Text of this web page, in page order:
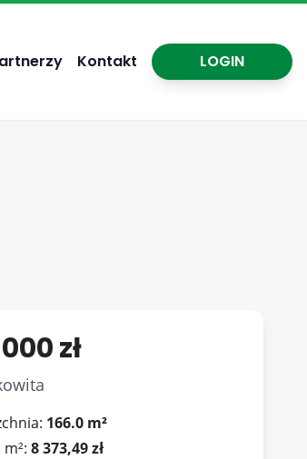
Kontakt LOGIN
zł
166.0 m²
m²:8 373,49 zł